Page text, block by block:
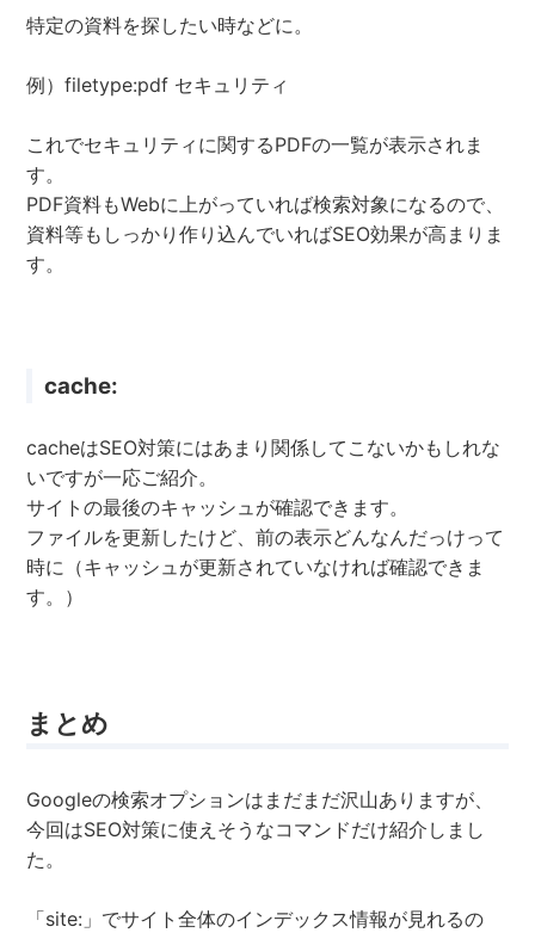
特定の資料を探したい時などに。
例）filetype:pdf セキュリティ
これでセキュリティに関するPDFの一覧が表示されま
す。
PDF資料もWebに上がっていれば検索対象になるので、
資料等もしっかり作り込んでいればSEO効果が高まりま
す。
cache:
cacheはSEO対策にはあまり関係してこないかもしれな
いですが一応ご紹介。
サイトの最後のキャッシュが確認できます。
ファイルを更新したけど、前の表示どんなんだっけって
時に（キャッシュが更新されていなければ確認できま
す。）
まとめ
Googleの検索オプションはまだまだ沢山ありますが、
今回はSEO対策に使えそうなコマンドだけ紹介しまし
た。
「site:」でサイト全体のインデックス情報が見れるの